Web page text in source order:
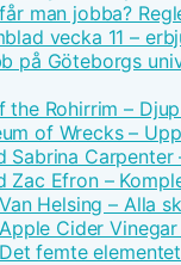
man jobba?
vecka 11 –
på Göteborgs
the Rohirrim –
of Wrecks –
Sabrina
Zac Efron –
Helsing – Alla
Cider
femte